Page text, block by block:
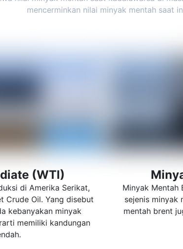
mencerminkan nilai minyak mentah saat
(WTI)
di Amerika Serikat,
Crude Oil. Yang disebut
kebanyakan minyak
memiliki kandungan
Minyak Mentah
sejenis minyak
mentah brent